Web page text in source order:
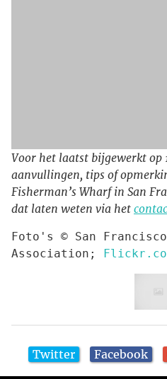
Voor het laatst bijgewerkt op
aanvullingen, tips of
Fisherman’s Wharf in San
dat laten weten via het
Foto's © San
Association;
Twitter Facebook